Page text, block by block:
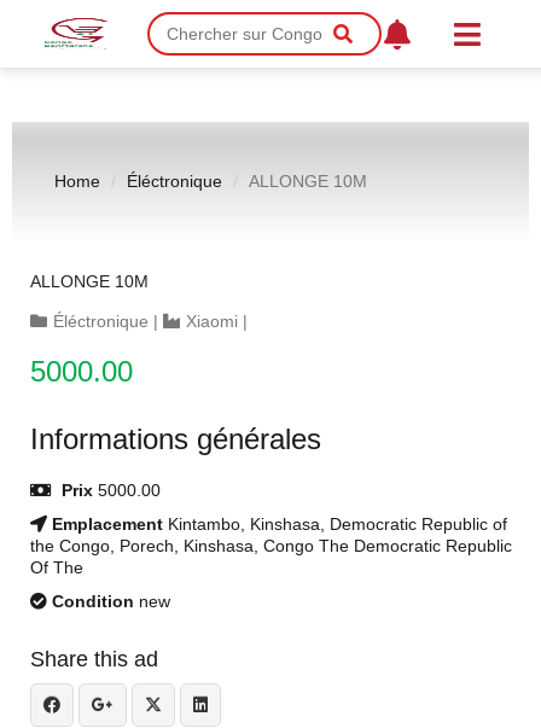
Home Éléctronique ALLONGE 10M
ALLONGE 10M
Éléctronique | Xiaomi |
5000.00
Informations générales
Prix 5000.00
Emplacement Kintambo, Kinshasa, Democratic Republic of
the Congo, Porech, Kinshasa, Congo The Democratic Republic
Of The
Condition new
Share this ad